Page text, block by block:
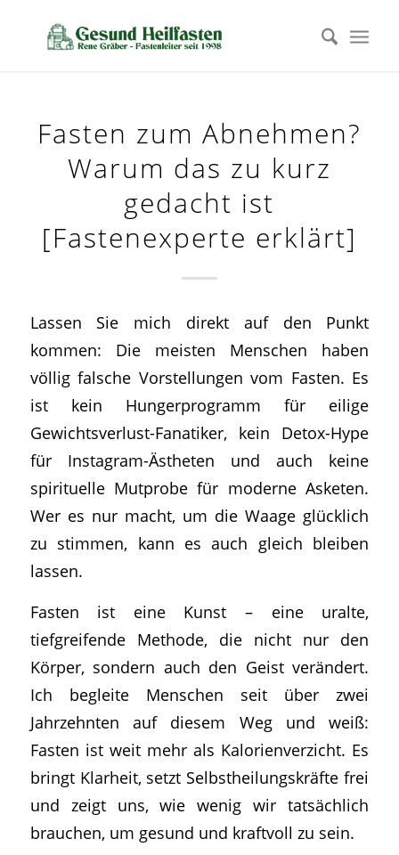
Fasten zum Abnehmen?
Warum das zu kurz
gedacht ist
[Fastenexperte erklärt]
Lassen Sie mich direkt auf den Punkt
kommen: Die meisten Menschen haben
völlig falsche Vorstellungen vom Fasten. Es
ist kein Hungerprogramm für eilige
Gewichtsverlust-Fanatiker, kein Detox-Hype
für Instagram-Ästheten und auch keine
spirituelle Mutprobe für moderne Asketen.
Wer es nur macht, um die Waage glücklich
zu stimmen, kann es auch gleich bleiben
lassen.
Fasten ist eine Kunst – eine uralte,
tiefgreifende Methode, die nicht nur den
Körper, sondern auch den Geist verändert.
Ich begleite Menschen seit über zwei
Jahrzehnten auf diesem Weg und weiß:
Fasten ist weit mehr als Kalorienverzicht. Es
bringt Klarheit, setzt Selbstheilungskräfte frei
und zeigt uns, wie wenig wir tatsächlich
brauchen, um gesund und kraftvoll zu sein.